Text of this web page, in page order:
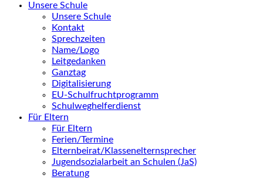
Unsere Schule
Unsere Schule
Kontakt
Sprechzeiten
Name/Logo
Leitgedanken
Ganztag
Digitalisierung
EU-Schulfruchtprogramm
Schulweghelferdienst
Für Eltern
Für Eltern
Ferien/Termine
Elternbeirat/Klassenelternsprecher
Jugendsozialarbeit an Schulen (JaS)
Beratung